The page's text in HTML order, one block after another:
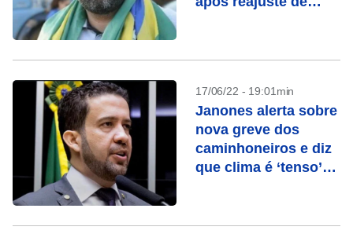
17/06/22 - 19:01min
Janones alerta sobre
nova greve dos
caminhoneiros e diz
que clima é ‘tenso’